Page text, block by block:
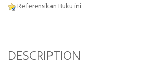
Referensikan Buku ini
DESCRIPTION